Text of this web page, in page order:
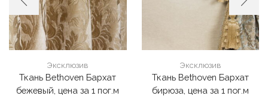
Эксклюзив
Ткань Bethoven Бархат
бежевый, цена за 1 пог.м
Эксклюзив
Ткань Bethoven Бархат
бирюза, цена за 1 пог.м